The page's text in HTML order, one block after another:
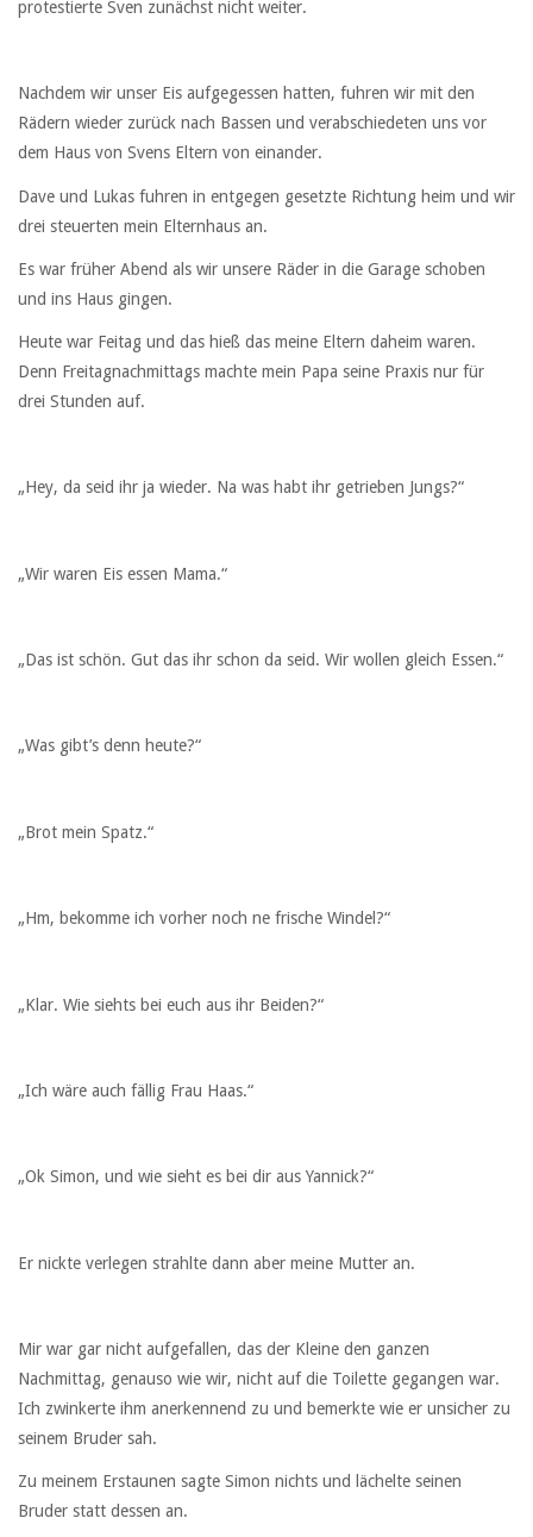
protestierte Sven zunächst nicht weiter.
Nachdem wir unser Eis aufgegessen hatten, fuhren wir mit den
Rädern wieder zurück nach Bassen und verabschiedeten uns vor
dem Haus von Svens Eltern von einander.
Dave und Lukas fuhren in entgegen gesetzte Richtung heim und wir
drei steuerten mein Elternhaus an.
Es war früher Abend als wir unsere Räder in die Garage schoben
und ins Haus gingen.
Heute war Feitag und das hieß das meine Eltern daheim waren.
Denn Freitagnachmittags machte mein Papa seine Praxis nur für
drei Stunden auf.
„Hey, da seid ihr ja wieder. Na was habt ihr getrieben Jungs?“
„Wir waren Eis essen Mama.“
„Das ist schön. Gut das ihr schon da seid. Wir wollen gleich Essen.“
„Was gibt’s denn heute?“
„Brot mein Spatz.“
„Hm, bekomme ich vorher noch ne frische Windel?“
„Klar. Wie siehts bei euch aus ihr Beiden?“
„Ich wäre auch fällig Frau Haas.“
„Ok Simon, und wie sieht es bei dir aus Yannick?“
Er nickte verlegen strahlte dann aber meine Mutter an.
Mir war gar nicht aufgefallen, das der Kleine den ganzen
Nachmittag, genauso wie wir, nicht auf die Toilette gegangen war.
Ich zwinkerte ihm anerkennend zu und bemerkte wie er unsicher zu
seinem Bruder sah.
Zu meinem Erstaunen sagte Simon nichts und lächelte seinen
Bruder statt dessen an.